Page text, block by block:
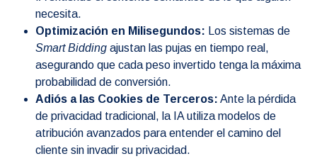
necesita.
Optimización en Milisegundos: Los sistemas de
Smart Bidding ajustan las pujas en tiempo real,
asegurando que cada peso invertido tenga la máxima
probabilidad de conversión.
Adiós a las Cookies de Terceros: Ante la pérdida
de privacidad tradicional, la IA utiliza modelos de
atribución avanzados para entender el camino del
cliente sin invadir su privacidad.